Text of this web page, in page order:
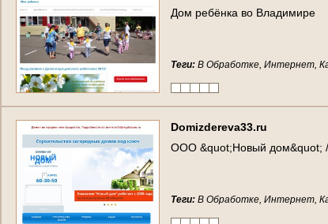
Дом ребёнка во Владимире
Теги: В Обработке, Интернет,
Domizdereva33.ru
ООО &quot;Новый дом&quot; /
Теги: В Обработке, Интернет,